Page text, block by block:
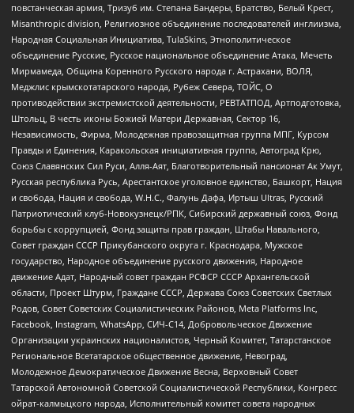
повстанческая армия, Тризуб им. Степана Бандеры, Братство, Белый Крест,
Misanthropic division, Религиозное объединение последователей инглиизма,
Народная Социальная Инициатива, TulaSkins, Этнополитическое
объединение Русские, Русское национальное объединение Атака, Мечеть
Мирмамеда, Община Коренного Русского народа г. Астрахани, ВОЛЯ,
Меджлис крымскотатарского народа, Рубеж Севера, ТОЙС, О
противодействии экстремистской деятельности, РЕВТАТПОД, Артподготовка,
Штольц, В честь иконы Божией Матери Державная, Сектор 16,
Независимость, Фирма, Молодежная правозащитная группа МПГ, Курсом
Правды и Единения, Каракольская инициативная группа, Автоград Крю,
Союз Славянских Сил Руси, Алля-Аят, Благотворительный пансионат Ак Умут,
Русская республика Русь, Арестантское уголовное единство, Башкорт, Нация
и свобода, Нация и свобода, W.H.С., Фалунь Дафа, Иртыш Ultras, Русский
Патриотический клуб-Новокузнецк/РПК, Сибирский державный союз, Фонд
борьбы с коррупцией, Фонд защиты прав граждан, Штабы Навального,
Совет граждан СССР Прикубанского округа г. Краснодара, Мужское
государство, Народное объединение русского движения, Народное
движение Адат, Народный совет граждан РСФСР СССР Архангельской
области, Проект Штурм, Граждане СССР, Держава Союз Советских Светлых
Родов, Совет Советских Социалистических Районов, Meta Platforms Inc,
Facebook, Instagram, WhatsApp, СИЧ-С14, Добровольческое Движение
Организации украинских националистов, Черный Комитет, Татарстанское
Региональное Всетатарское общественное движение, Невоград,
Молодежное Демократическое Движение Весна, Верховный Совет
Татарской Автономной Советской Социалистической Республики, Конгресс
ойрат-калмыцкого народа, Исполнительный комитет совета народных